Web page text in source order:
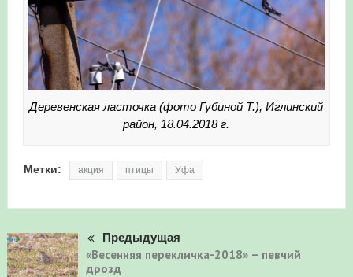
Деревенская ласточка (фото Губиной Т.), Иглинский
район, 18.04.2018 г.
Метки: акция птицы Уфа
Предыдущая
«Весенняя перекличка-2018» – певчий
дрозд